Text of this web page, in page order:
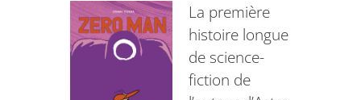
La première
histoire longue
de science-
fiction de